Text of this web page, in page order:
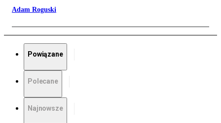
Adam Roguski
Powiązane
Polecane
Najnowsze